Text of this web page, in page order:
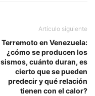
Artículo siguiente
Terremoto en Venezuela:
¿cómo se producen los
sismos, cuánto duran, es
cierto que se pueden
predecir y qué relación
tienen con el calor?